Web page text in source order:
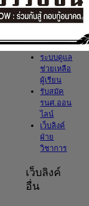
MIS
คู่มือการ
RMS
ระบบดูแล
ช่วยเหลือ
ผู้เรียน
รับสมัค
รนศ.ออน
ไลน์
เว็บลิงค์
ฝ่าย
วิชาการ
เว็บลิงค์
อื่น